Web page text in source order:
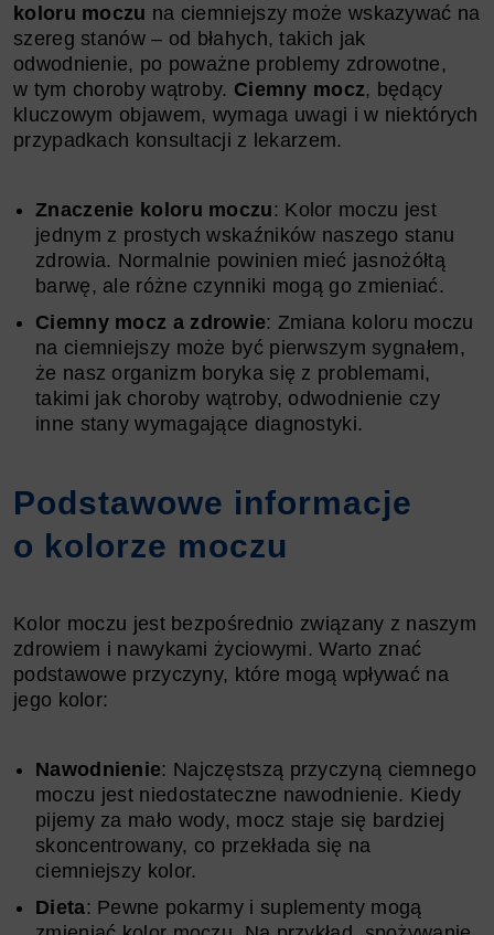
koloru moczu na ciemniejszy może wskazywać na
szereg stanów – od błahych, takich jak
odwodnienie, po poważne problemy zdrowotne,
w tym choroby wątroby. Ciemny mocz, będący
kluczowym objawem, wymaga uwagi i w niektórych
przypadkach konsultacji z lekarzem.
Znaczenie koloru moczu: Kolor moczu jest
jednym z prostych wskaźników naszego stanu
zdrowia. Normalnie powinien mieć jasnożółtą
barwę, ale różne czynniki mogą go zmieniać.
Ciemny mocz a zdrowie: Zmiana koloru moczu
na ciemniejszy może być pierwszym sygnałem,
że nasz organizm boryka się z problemami,
takimi jak choroby wątroby, odwodnienie czy
inne stany wymagające diagnostyki.
Podstawowe informacje
o kolorze moczu
Kolor moczu jest bezpośrednio związany z naszym
zdrowiem i nawykami życiowymi. Warto znać
podstawowe przyczyny, które mogą wpływać na
jego kolor:
Nawodnienie: Najczęstszą przyczyną ciemnego
moczu jest niedostateczne nawodnienie. Kiedy
pijemy za mało wody, mocz staje się bardziej
skoncentrowany, co przekłada się na
ciemniejszy kolor.
Dieta: Pewne pokarmy i suplementy mogą